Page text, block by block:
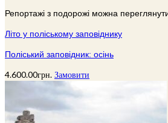
Репортажі з подорожі можна
Літо у поліському заповіднику
Поліський заповідник: осінь
4.600.00грн. Замовити